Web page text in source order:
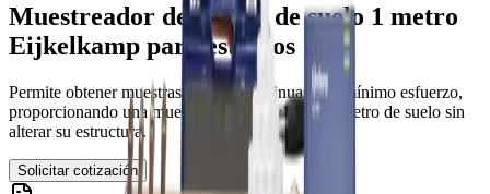
Muestreador de núcleo de suelo 1 metro
Eijkelkamp para estudios
Permite obtener muestras largas y continuas con mínimo esfuerzo,
proporcionando una muestra integral del primer metro de suelo sin
alterar su estructura.
Solicitar cotización